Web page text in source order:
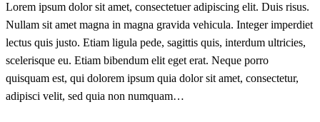
Lorem ipsum dolor sit amet, consectetuer adipiscing elit. Duis risus.
Nullam sit amet magna in magna gravida vehicula. Integer imperdiet
lectus quis justo. Etiam ligula pede, sagittis quis, interdum ultricies,
scelerisque eu. Etiam bibendum elit eget erat. Neque porro
quisquam est, qui dolorem ipsum quia dolor sit amet, consectetur,
adipisci velit, sed quia non numquam…